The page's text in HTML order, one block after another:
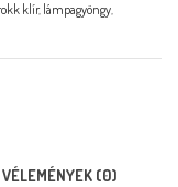
klír, lámpagyöngy,
VÉLEMÉNYEK (0)